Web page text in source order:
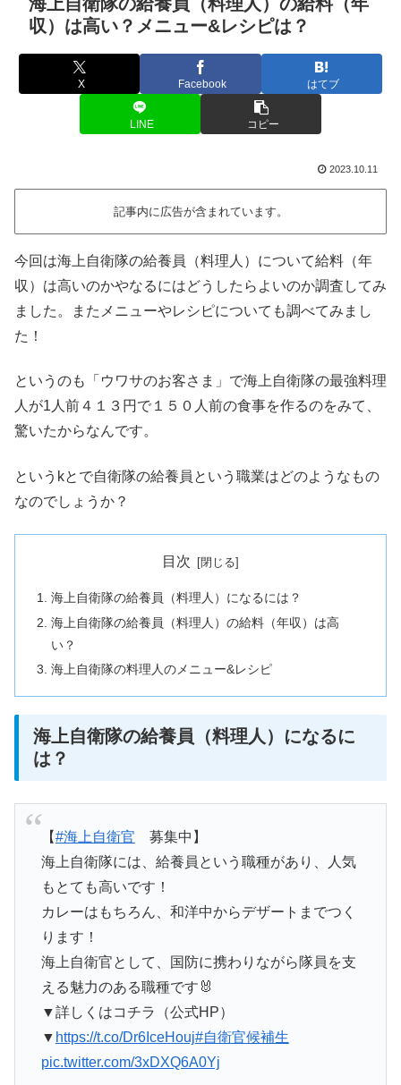
収）は高い？メニュー&レシピは？
X Facebook はてブ
LINE コピー
2023.10.11
記事内に広告が含まれています。
今回は海上自衛隊の給養員（料理人）について給料（年
収）は高いのかやなるにはどうしたらよいのか調査してみ
ました。またメニューやレシピについても調べてみまし
た！
というのも「ウワサのお客さま」で海上自衛隊の最強料理
人が1人前４１３円で１５０人前の食事を作るのをみて、
驚いたからなんです。
というkとで自衛隊の給養員という職業はどのようなもの
なのでしょうか？
目次
海上自衛隊の給養員（料理人）になるには？
海上自衛隊の給養員（料理人）の給料（年収）は高
い？
海上自衛隊の料理人のメニュー&レシピ
海上自衛隊の給養員（料理人）になるに
は？
【#海上自衛官 募集中】
海上自衛隊には、給養員という職種があり、人気
もとても高いです！
カレーはもちろん、和洋中からデザートまでつく
ります！
海上自衛官として、国防に携わりながら隊員を支
える魅力のある職種です🐰
▼詳しくはコチラ（公式HP）
▼ https://t.co/Dr6IceHouj#自衛官候補生
pic.twitter.com/3xDXQ6A0Yj